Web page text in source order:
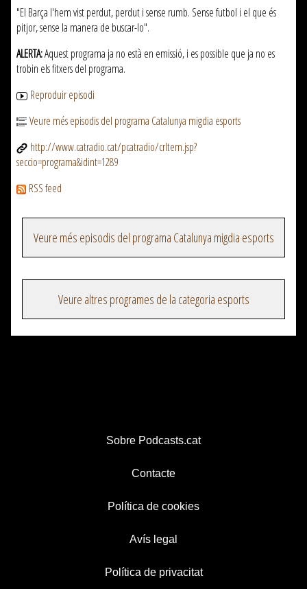
"El Barça l'hem vist perdut, perdut i sense rumb. Sense futbol i el que és
pitjor, sense la manera de buscar-lo".
ALERTA:Aquest programa ja no està en emissió, i es possible que ja no es
trobin els fitxers del programa.
Reproduir episodi
Veure més episodis del programa Catalunya migdia esports
http://www.catradio.cat/pcatradio/crItem.jsp?
seccio=programa&idint=1289
RSS feed
Veure més episodis del programa Catalunya migdia esports
Veure altres programes de la categoria esports
Sobre Podcasts.cat
Contacte
Política de cookies
Avís legal
Política de privacitat